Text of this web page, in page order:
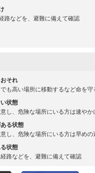
路などを、避難に備えて確認
それ
も高い場所に移動するなど命を守
状態
し、危険な場所にいる方は速や
る状態
し、危険な場所にいる方は早めの
状態
路などを、避難に備えて確認